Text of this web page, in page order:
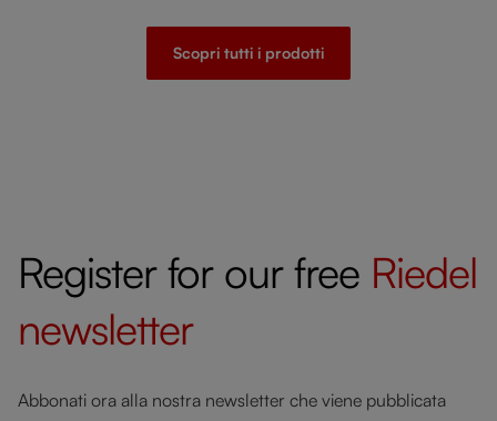
Scopri tutti i prodotti
Register for our free Riedel
newsletter
Abbonati ora alla nostra newsletter che viene pubblicata